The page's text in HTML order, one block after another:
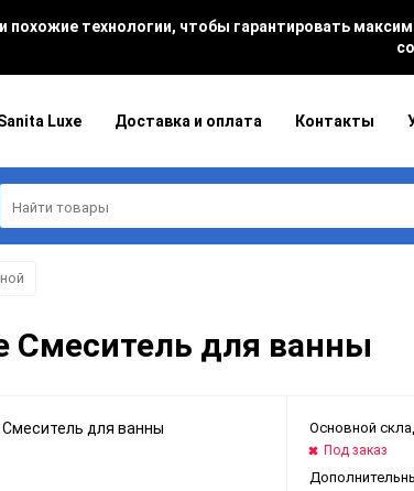
технологии, чтобы гарантировать
Luxe Доставка и оплата Контакты
Смеситель для ванны
Основной
Под заказ